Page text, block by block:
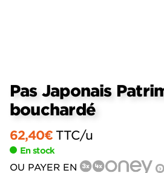
Pas Japonais
bouchardé
62,40€ TTC/u
En stock
OU PAYER EN ?